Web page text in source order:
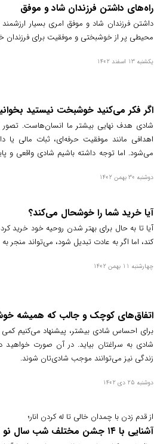
راه‌های داشتن فرزندان شاد و موفق
داشتن فرزندان شاد و موفق امری بسیار
محیطی پر از خوشبختی و موفقیت برای فرزندان
یکشنبه 13 اسفند 1402
اگر فکر می‌کنید خوشبخت نیستید
شادی هدف نهایی بیشتر ما انسان‌هاست. تصور
اهدافی مانند موفقیت حرفه‌ای، ثبات مالی
می‌شود. اما توجه داشته باشیم شادی واقعی و
دوشنبه 30 بهمن 1402
آیا خرید شما را خوشحال می‌کند؟
آیا تا به حال برای بهتر شدن روحیه خود خرید
کند، اما اگر به عادت تبدیل شود، می‌تواند منجر به
چهارشنبه 11 بهمن 1402
اتفاق‌های کوچک و جالب که همیشه
برای احساس شادی بیشتر، پیشنهاد می‌کنیم کمی
شادی به سراغتان بیاید. در آن صورت
زندگی نیز می‌توانند موجب شادی‌تان شوند.
دوشنبه 25 دی 1402
از قدم زدن با چمدان خالی تا له کردن انار؛
آشنایی با ۱۴ جشن مختلف شب سال نو در سراسر جهان